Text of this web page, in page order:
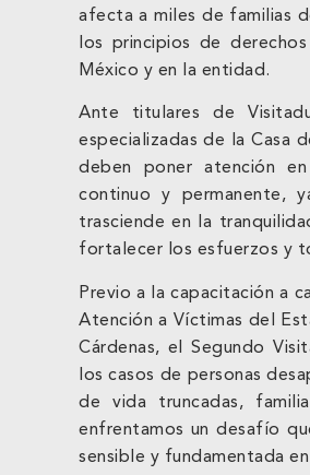
afecta a miles de familias
los principios de
México y en la entidad.
Ante titulares de
especializadas de la Casa
deben poner atención
continuo y permanente,
trasciende en la
fortalecer los esfuerzos y
Previo a la capacitación a
Atención a Víctimas del
Cárdenas, el Segundo
los casos de personas
de vida truncadas,
enfrentamos un desafío
sensible y fundamentada